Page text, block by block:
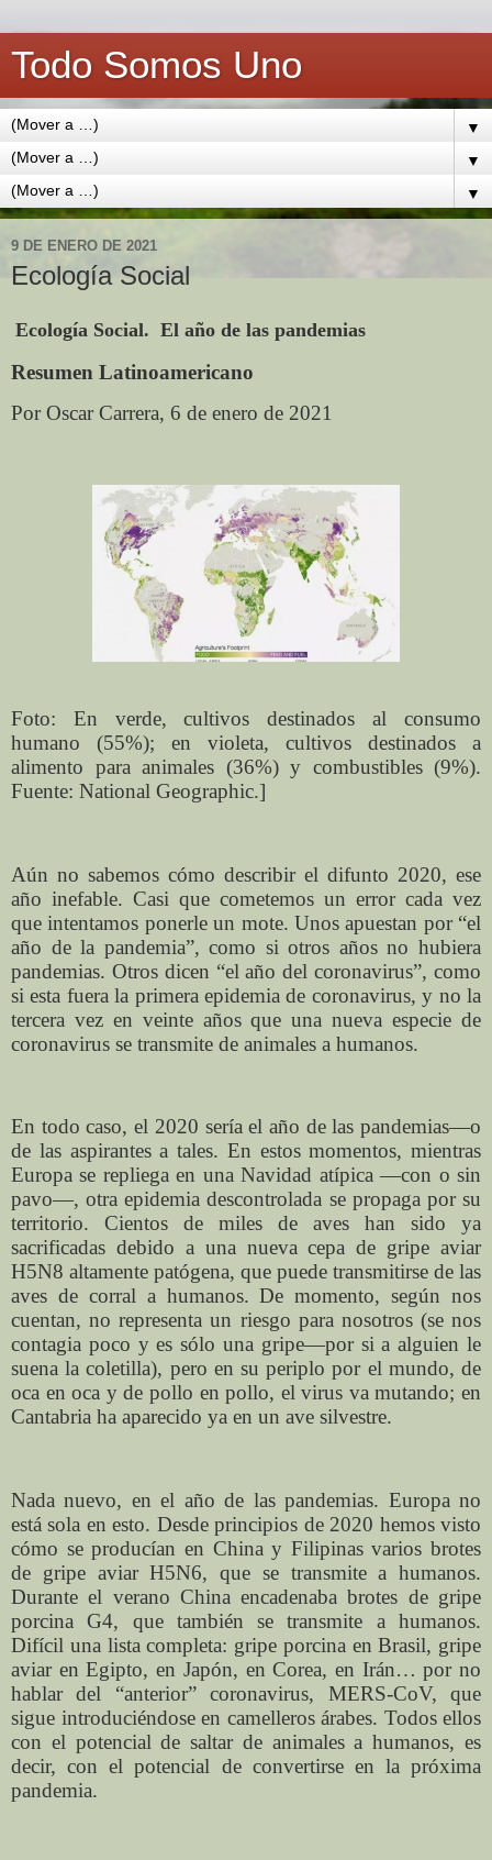
Todo Somos Uno
▼
▼
▼
9 DE ENERO DE 2021
Ecología Social
Ecología Social. El año de las pandemias
Resumen Latinoamericano
Por Oscar Carrera, 6 de enero de 2021
Foto: En verde, cultivos destinados al consumo
humano (55%); en violeta, cultivos destinados a
alimento para animales (36%) y combustibles (9%).
Fuente: National Geographic.]
Aún no sabemos cómo describir el difunto 2020, ese
año inefable. Casi que cometemos un error cada vez
que intentamos ponerle un mote. Unos apuestan por “el
año de la pandemia”, como si otros años no hubiera
pandemias. Otros dicen “el año del coronavirus”, como
si esta fuera la primera epidemia de coronavirus, y no la
tercera vez en veinte años que una nueva especie de
coronavirus se transmite de animales a humanos.
En todo caso, el 2020 sería el año de las pandemias—o
de las aspirantes a tales. En estos momentos, mientras
Europa se repliega en una Navidad atípica —con o sin
pavo—, otra epidemia descontrolada se propaga por su
territorio. Cientos de miles de aves han sido ya
sacrificadas debido a una nueva cepa de gripe aviar
H5N8 altamente patógena, que puede transmitirse de las
aves de corral a humanos. De momento, según nos
cuentan, no representa un riesgo para nosotros (se nos
contagia poco y es sólo una gripe—por si a alguien le
suena la coletilla), pero en su periplo por el mundo, de
oca en oca y de pollo en pollo, el virus va mutando; en
Cantabria ha aparecido ya en un ave silvestre.
Nada nuevo, en el año de las pandemias. Europa no
está sola en esto. Desde principios de 2020 hemos visto
cómo se producían en China y Filipinas varios brotes
de gripe aviar H5N6, que se transmite a humanos.
Durante el verano China encadenaba brotes de gripe
porcina G4, que también se transmite a humanos.
Difícil una lista completa: gripe porcina en Brasil, gripe
aviar en Egipto, en Japón, en Corea, en Irán… por no
hablar del “anterior” coronavirus, MERS-CoV, que
sigue introduciéndose en camelleros árabes. Todos ellos
con el potencial de saltar de animales a humanos, es
decir, con el potencial de convertirse en la próxima
pandemia.